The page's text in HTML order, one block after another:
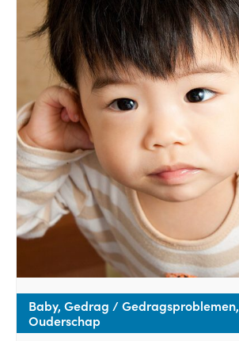
Baby, Gedrag / Gedragsproblemen,
Ouderschap